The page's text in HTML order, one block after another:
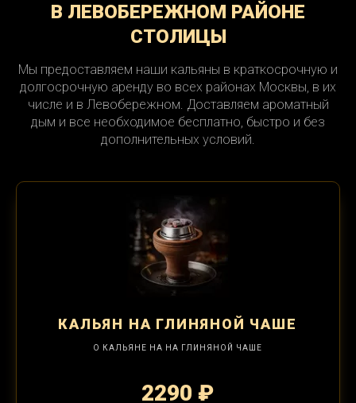
В ЛЕВОБЕРЕЖНОМ РАЙОНЕ
СТОЛИЦЫ
Мы предоставляем наши кальяны в краткосрочную и
долгосрочную аренду во всех районах Москвы, в их
числе и в Левобережном. Доставляем ароматный
дым и все необходимое бесплатно, быстро и без
дополнительных условий.
КАЛЬЯН НА ГЛИНЯНОЙ ЧАШЕ
О КАЛЬЯНЕ НА НА ГЛИНЯНОЙ ЧАШЕ
2290 ₽